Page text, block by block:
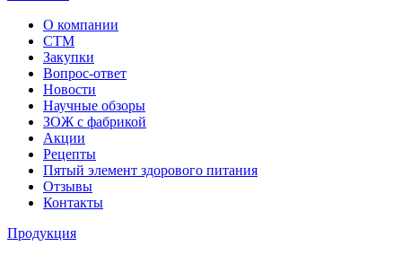
О компании
СТМ
Закупки
Вопрос-ответ
Новости
Научные обзоры
ЗОЖ с фабрикой
Акции
Рецепты
Пятый элемент здорового питания
Отзывы
Контакты
Продукция